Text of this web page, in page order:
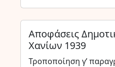
Αποφάσεις
Χανίων 1939
Τροποποίηση γ’